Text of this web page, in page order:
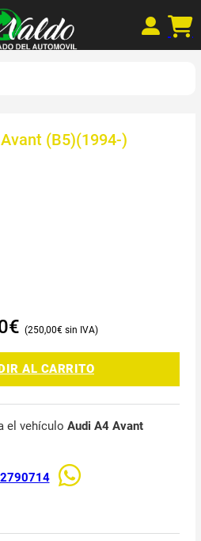
(B5)(1994-)
€ 250,00€
AL CARRITO
el vehículo Audi A4 Avant